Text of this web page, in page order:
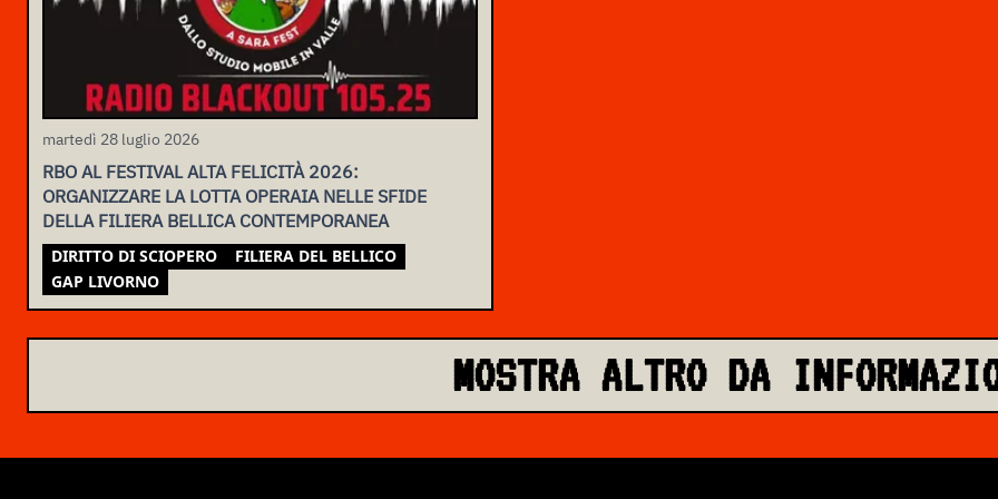
martedì 28 luglio 2026
RBO AL FESTIVAL ALTA FELICITÀ 2026:
ORGANIZZARE LA LOTTA OPERAIA NELLE SFIDE
DELLA FILIERA BELLICA CONTEMPORANEA
DIRITTO DI SCIOPERO
FILIERA DEL BELLICO
GAP LIVORNO
MOSTRA ALTRO DA